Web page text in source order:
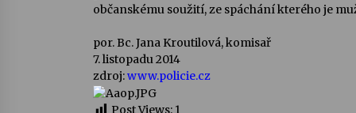
občanskému soužití, ze spáchání kterého je
por. Bc. Jana Kroutilová, komisař
7. listopadu 2014
zdroj:www.policie.cz
Post Views: 1